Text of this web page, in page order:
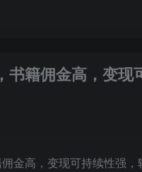
书籍佣金高，变现
金高，变现可持续性强，